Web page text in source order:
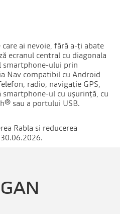
ai nevoie, fără a-ți abate
ecranul central cu diagonala
smartphone-ului prin
Nav compatibil cu Android
radio, navigație GPS,
smartphone-ul cu ușurință, cu
sau a portului USB.
Rabla si reducerea